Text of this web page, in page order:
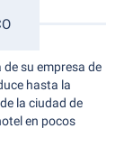
de su empresa de
hasta la
la ciudad de
en pocos